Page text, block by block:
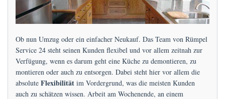
Ob nun Umzug oder ein einfacher Neukauf. Das Team von Rümpel
Service 24 steht seinen Kunden flexibel und vor allem zeitnah zur
Verfügung, wenn es darum geht eine Küche zu demontieren, zu
montieren oder auch zu entsorgen. Dabei steht hier vor allem die
absolute Flexibilität im Vordergrund, was die meisten Kunden
auch zu schätzen wissen. Arbeit am Wochenende, an einem